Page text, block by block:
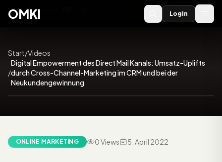
OMKI 2027
OMKI Login
Start/Videos
/
Digital Empowerment des Direct Mail Kanals: Umsatz-Uplifts
durch Cross-Channel-Marketing im CRM und bei der
Neukundengewinnung
ONLINE MARKETING 0 Views 5. April 2022